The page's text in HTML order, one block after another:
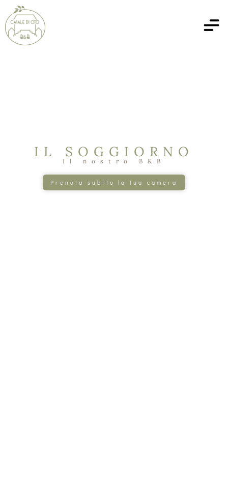
IL SOGGIORNO
Il nostro B&B
Prenota subito la tua camera